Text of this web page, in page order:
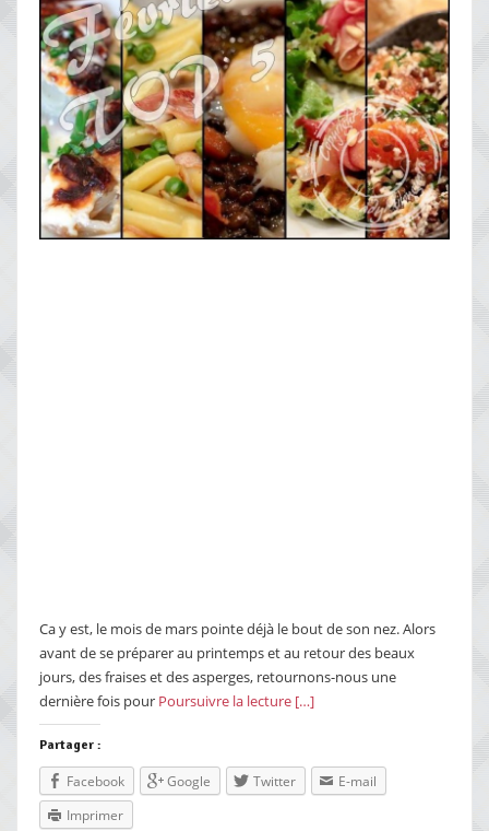
Ca y est, le mois de mars pointe déjà le bout de son nez. Alors
avant de se préparer au printemps et au retour des beaux
jours, des fraises et des asperges, retournons-nous une
dernière fois pour Poursuivre la lecture […]
Partager :
Facebook Google Twitter
E-mail
Imprimer